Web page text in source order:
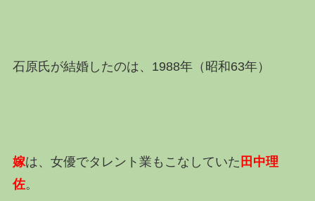
石原氏が結婚したのは、1988年（昭和63年）
嫁は、女優でタレント業もこなしていた 田中理
佐。